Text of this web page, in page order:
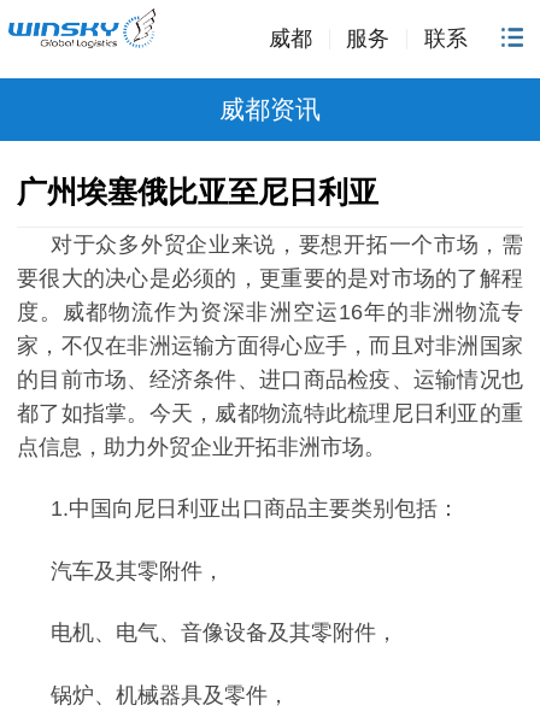
威都 服务 联系
威都资讯
广州埃塞俄比亚至尼日利亚
对于众多外贸企业来说，要想开拓一个市场，需
要很大的决心是必须的，更重要的是对市场的了解程
度。威都物流作为资深非洲空运16年的非洲物流专
家，不仅在非洲运输方面得心应手，而且对非洲国家
的目前市场、经济条件、进口商品检疫、运输情况也
都了如指掌。今天，威都物流特此梳理尼日利亚的重
点信息，助力外贸企业开拓非洲市场。
1.中国向尼日利亚出口商品主要类别包括：
汽车及其零附件，
电机、电气、音像设备及其零附件，
锅炉、机械器具及零件，